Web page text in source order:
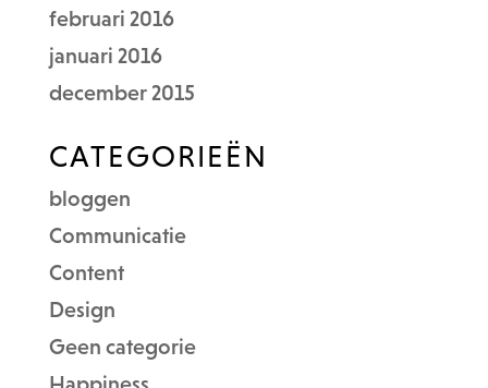
februari 2016
januari 2016
december 2015
CATEGORIEËN
bloggen
Communicatie
Content
Design
Geen categorie
Happiness